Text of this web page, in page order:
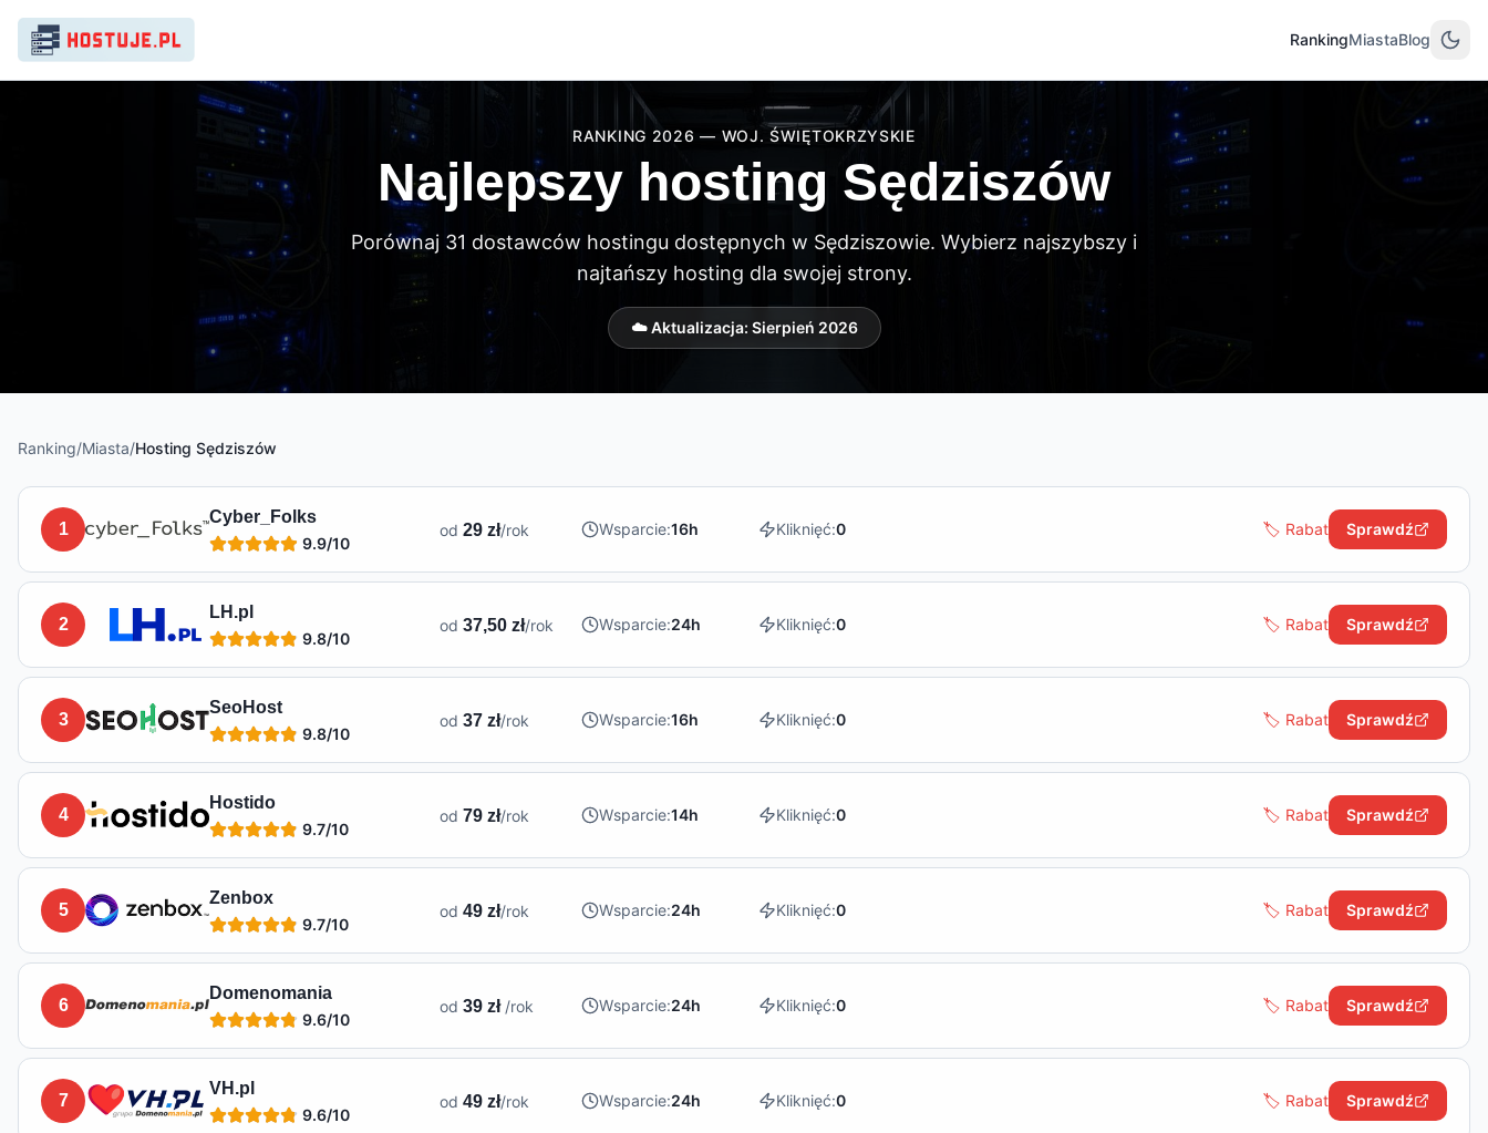
RankingMiastaBlog
RANKING 2026 — WOJ. ŚWIĘTOKRZYSKIE
Najlepszy hosting Sędziszów
Porównaj 31 dostawców hostingu dostępnych w Sędziszowie. Wybierz najszybszy i
najtańszy hosting dla swojej strony.
☁️ Aktualizacja: Sierpień 2026
Ranking/Miasta/Hosting Sędziszów
Lista hostingów dostępnych w
1
Cyber_Folks
9.9/10
od 29 zł/rok Wsparcie:16h Kliknięć:0 🏷️ Rabat Sprawdź
2
LH.pl
9.8/10
od 37,50 zł/rok Wsparcie:24h Kliknięć:0 🏷️ Rabat Sprawdź
3
SeoHost
9.8/10
od 37 zł/rok Wsparcie:16h Kliknięć:0 🏷️ Rabat Sprawdź
4
Hostido
9.7/10
od 79 zł/rok Wsparcie:14h Kliknięć:0 🏷️ Rabat Sprawdź
5
Zenbox
9.7/10
od 49 zł/rok Wsparcie:24h Kliknięć:0 🏷️ Rabat Sprawdź
6
Domenomania
9.6/10
od 39 zł /rok Wsparcie:24h Kliknięć:0 🏷️ Rabat Sprawdź
7
VH.pl
9.6/10
od 49 zł/rok Wsparcie:24h Kliknięć:0 🏷️ Rabat Sprawdź